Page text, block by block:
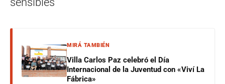
MIRÁ TAMBIÉN
Villa Carlos Paz celebró el Día
Internacional de la Juventud con «Viví La
Fábrica»